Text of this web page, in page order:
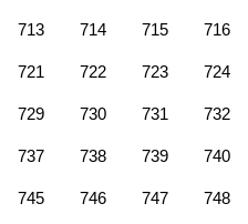
713 714 715 716
721 722 723 724
729 730 731 732
737 738 739 740
745 746 747 748